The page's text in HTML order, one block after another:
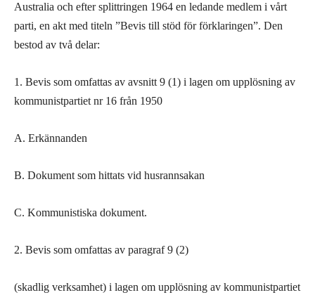
Australia och efter splittringen 1964 en ledande medlem i vårt
parti, en akt med titeln ”Bevis till stöd för förklaringen”. Den
bestod av två delar:
1. Bevis som omfattas av avsnitt 9 (1) i lagen om upplösning av
kommunistpartiet nr 16 från 1950
A. Erkännanden
B. Dokument som hittats vid husrannsakan
C. Kommunistiska dokument.
2. Bevis som omfattas av paragraf 9 (2)
(skadlig verksamhet) i lagen om upplösning av kommunistpartiet